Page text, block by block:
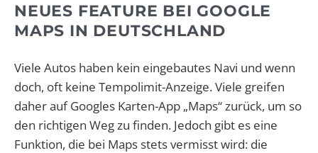
NEUES FEATURE BEI GOOGLE
MAPS IN DEUTSCHLAND
Viele Autos haben kein eingebautes Navi und wenn
doch, oft keine Tempolimit-Anzeige. Viele greifen
daher auf Googles Karten-App „Maps“ zurück, um so
den richtigen Weg zu finden. Jedoch gibt es eine
Funktion, die bei Maps stets vermisst wird: die